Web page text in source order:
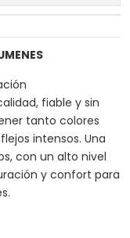
fiable y sin
tanto colores
intensos. Una
con un alto nivel
y confort para